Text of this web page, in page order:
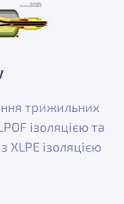
трижильних
ізоляцією та
XLPE ізоляцією